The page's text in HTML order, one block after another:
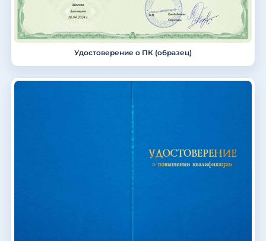
Удостоверение о ПК (образец)